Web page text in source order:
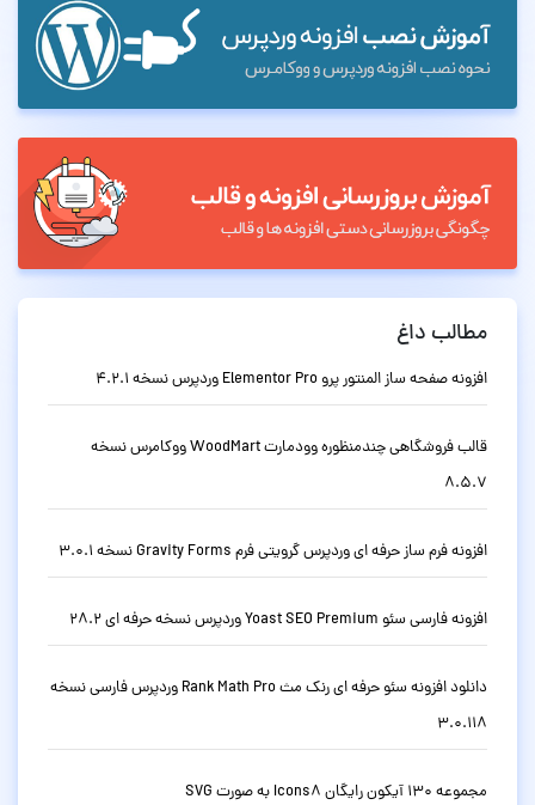
مطالب داغ
افزونه صفحه ساز المنتور پرو Elementor Pro وردپرس نسخه 4.2.1
قالب فروشگاهی چندمنظوره وودمارت WoodMart ووکامرس نسخه
8.5.7
افزونه فرم ساز حرفه ای وردپرس گرویتی فرم Gravity Forms نسخه 3.0.1
افزونه فارسی سئو Yoast SEO Premium وردپرس نسخه حرفه ای 28.2
دانلود افزونه سئو حرفه ای رنک مث Rank Math Pro وردپرس فارسی نسخه
3.0.118
مجموعه 130 آیکون رایگان Icons8 به صورت SVG